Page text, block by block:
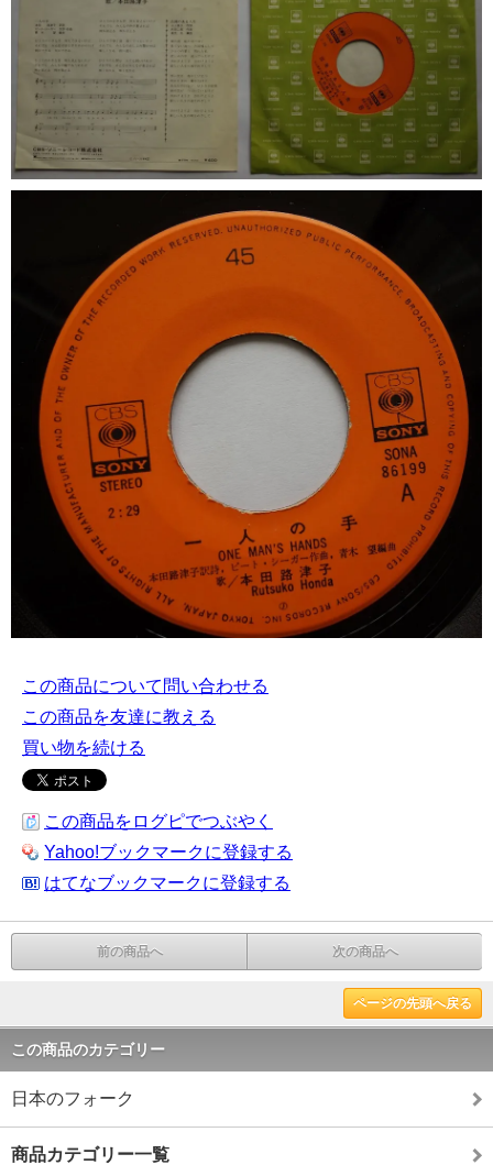
この商品について問い合わせる
この商品を友達に教える
買い物を続ける
この商品をログピでつぶやく
Yahoo!ブックマークに登録する
はてなブックマークに登録する
前の商品へ 次の商品へ
ページの先頭へ戻る
この商品のカテゴリー
日本のフォーク
商品カテゴリー一覧